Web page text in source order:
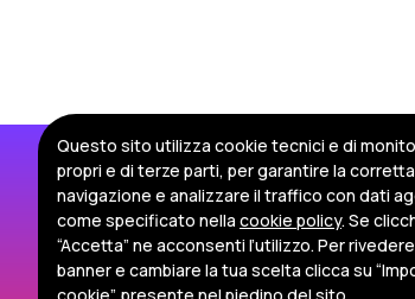
Questo sito utilizza cookie tecnici e di
propri e di terze parti, per garantire la corretta
navigazione e analizzare il traffico con dati
come specificato nella cookie policy. Se
“Accetta” ne acconsenti l’utilizzo. Per
banner e cambiare la tua scelta clicca su